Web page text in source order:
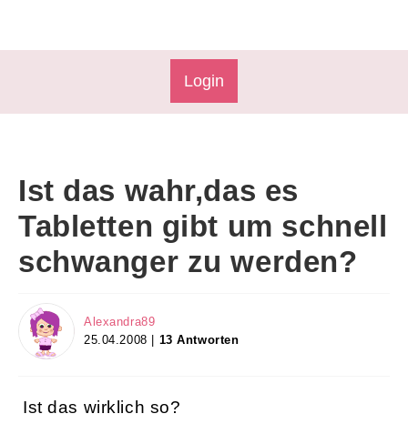
Login
Ist das wahr,das es
Tabletten gibt um schnell
schwanger zu werden?
Alexandra89
25.04.2008 | 13 Antworten
Ist das wirklich so?